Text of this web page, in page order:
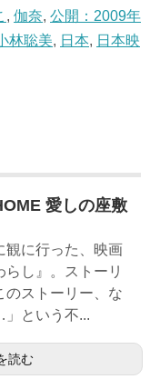
, 伽奈, 公開：2009年
林聡美, 日本, 日本映
愛しの座敷
観に行った、映画
らし』。ストーリ
のストーリー、な
という不...
読む